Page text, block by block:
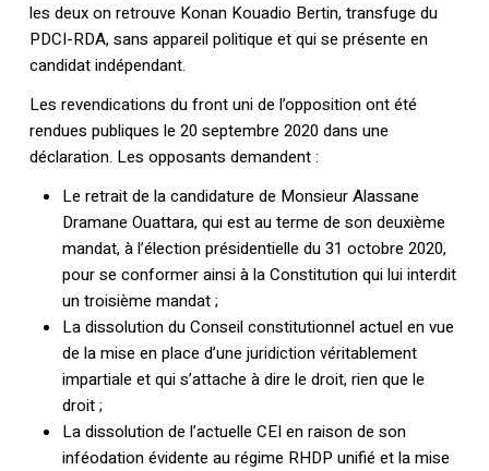
les deux on retrouve Konan Kouadio Bertin, transfuge du
PDCI-RDA, sans appareil politique et qui se présente en
candidat indépendant.
Les revendications du front uni de l’opposition ont été
rendues publiques le 20 septembre 2020 dans une
déclaration. Les opposants demandent :
Le retrait de la candidature de Monsieur Alassane
Dramane Ouattara, qui est au terme de son deuxième
mandat, à l’élection présidentielle du 31 octobre 2020,
pour se conformer ainsi à la Constitution qui lui interdit
un troisième mandat ;
La dissolution du Conseil constitutionnel actuel en vue
de la mise en place d’une juridiction véritablement
impartiale et qui s’attache à dire le droit, rien que le
droit ;
La dissolution de l’actuelle CEI en raison de son
inféodation évidente au régime RHDP unifié et la mise